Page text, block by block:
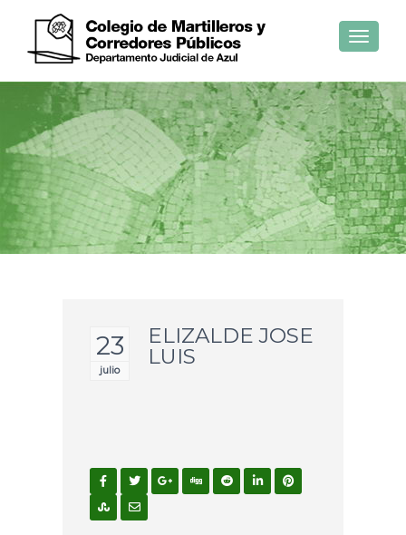
Toggle
23
julio
ELIZALDE JOSE
LUIS